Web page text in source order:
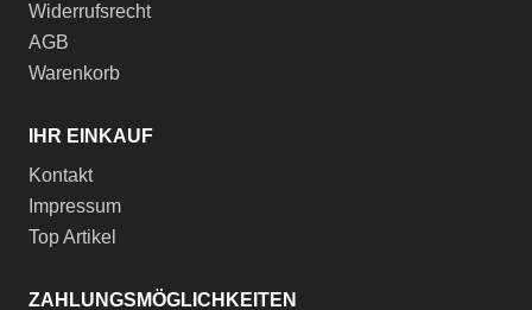
Widerrufsrecht
AGB
Warenkorb
IHR EINKAUF
Kontakt
Impressum
Top Artikel
ZAHLUNGSMÖGLICHKEITEN